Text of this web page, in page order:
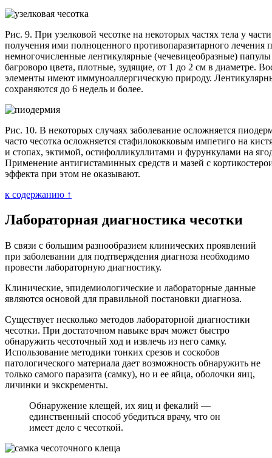
Рис. 9. При узелковой чесотке на некоторых частях тела у
получения ими полноценного противопаразитарного лечения
немногочисленные лентикулярные (чечевицеобразные)
багроворо цвета, плотные, зудящие, от 1 до 2 см в диаметре.
элементы имеют иммуноаллергическую природу.
сохраняются до 6 недель и более.
Рис. 10. В некоторых случаях заболевание осложняется
часто чесотка осложняется стафилококковым импетиго на
и стопах, эктимой, остифолликуллитами и фурункулами на
Применение антигистаминных средств и мазей с
эффекта при этом не оказывают.
к содержанию ↑
Лабораторная диагностика чесотки
В связи с большим разнообразием клинических проявлений
при заболевании для подтверждения диагноза необходимо
провести лабораторную диагностику.
Клинические, эпидемиологические и лабораторные данные
являются основой для правильной постановки диагноза.
Существует несколько методов лабораторной диагностики
чесотки. При достаточном навыке врач может быстро
обнаружить чесоточный ход и извлечь из него самку.
Использование методики тонких срезов и соскобов
патологического материала дает возможность обнаружить не
только самого паразита (самку), но и ее яйца, оболочки яиц,
личинки и экскременты.
Обнаружение клещей, их яиц и фекалий —
единственный способ убедиться врачу, что он
имеет дело с чесоткой.